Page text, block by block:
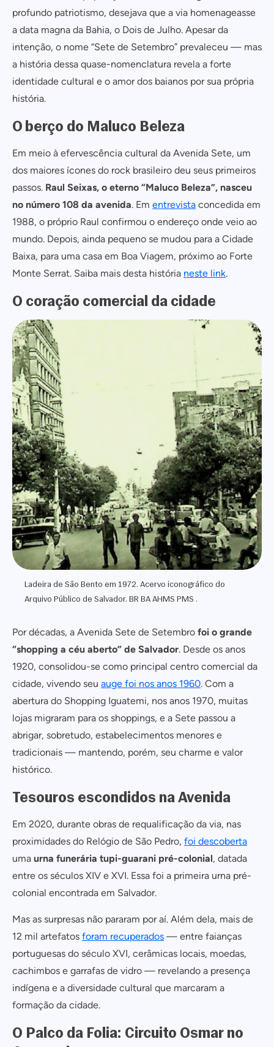
profundo patriotismo, desejava que a via homenageasse
a data magna da Bahia, o Dois de Julho. Apesar da
intenção, o nome “Sete de Setembro” prevaleceu — mas
a história dessa quase-nomenclatura revela a forte
identidade cultural e o amor dos baianos por sua própria
história.
O berço do Maluco Beleza
Em meio à efervescência cultural da Avenida Sete, um
dos maiores ícones do rock brasileiro deu seus primeiros
passos. Raul Seixas, o eterno “Maluco Beleza”, nasceu
no número 108 da avenida. Em entrevista concedida em
1988, o próprio Raul confirmou o endereço onde veio ao
mundo. Depois, ainda pequeno se mudou para a Cidade
Baixa, para uma casa em Boa Viagem, próximo ao Forte
Monte Serrat. Saiba mais desta história neste link.
O coração comercial da cidade
Ladeira de São Bento em 1972. Acervo iconográfico do
Arquivo Público de Salvador. BR BA AHMS PMS .
Por décadas, a Avenida Sete de Setembro foi o grande
“shopping a céu aberto” de Salvador. Desde os anos
1920, consolidou-se como principal centro comercial da
cidade, vivendo seu auge foi nos anos 1960. Com a
abertura do Shopping Iguatemi, nos anos 1970, muitas
lojas migraram para os shoppings, e a Sete passou a
abrigar, sobretudo, estabelecimentos menores e
tradicionais — mantendo, porém, seu charme e valor
histórico.
Tesouros escondidos na Avenida
Em 2020, durante obras de requalificação da via, nas
proximidades do Relógio de São Pedro, foi descoberta
uma urna funerária tupi-guarani pré-colonial, datada
entre os séculos XIV e XVI. Essa foi a primeira urna pré-
colonial encontrada em Salvador.
Mas as surpresas não pararam por aí. Além dela, mais de
12 mil artefatos foram recuperados — entre faianças
portuguesas do século XVI, cerâmicas locais, moedas,
cachimbos e garrafas de vidro — revelando a presença
indígena e a diversidade cultural que marcaram a
formação da cidade.
O Palco da Folia: Circuito Osmar no
Cadastrar
Não tem uma conta? Inscreva-se agora.
Facebook
COMPARTILHAR